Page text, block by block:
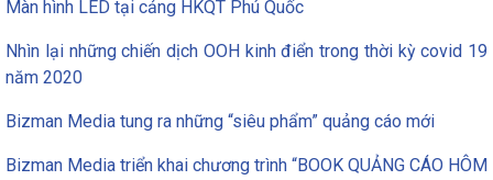
Màn hình LED tại cảng HKQT Phú Quốc
Nhìn lại những chiến dịch OOH kinh điển trong thời kỳ covid 19
năm 2020
Bizman Media tung ra những “siêu phẩm” quảng cáo mới
Bizman Media triển khai chương trình “BOOK QUẢNG CÁO HÔM